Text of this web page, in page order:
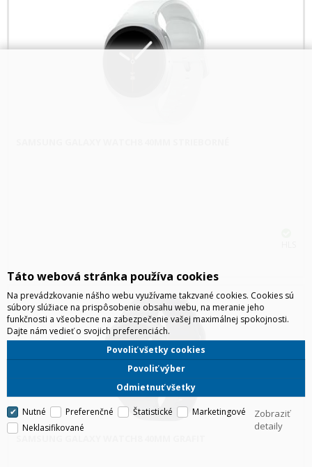
Táto webová stránka používa cookies
Na prevádzkovanie nášho webu využívame takzvané cookies. Cookies sú
súbory slúžiace na prispôsobenie obsahu webu, na meranie jeho
funkčnosti a všeobecne na zabezpečenie vašej maximálnej spokojnosti.
Dajte nám vedieť o svojich preferenciách.
Odmietnuť všetky
Povoliť výber
Povoliť všetky cookies
Nutné Preferenčné Štatistické
Marketingové
Neklasifikované
Zobraziť
detaily